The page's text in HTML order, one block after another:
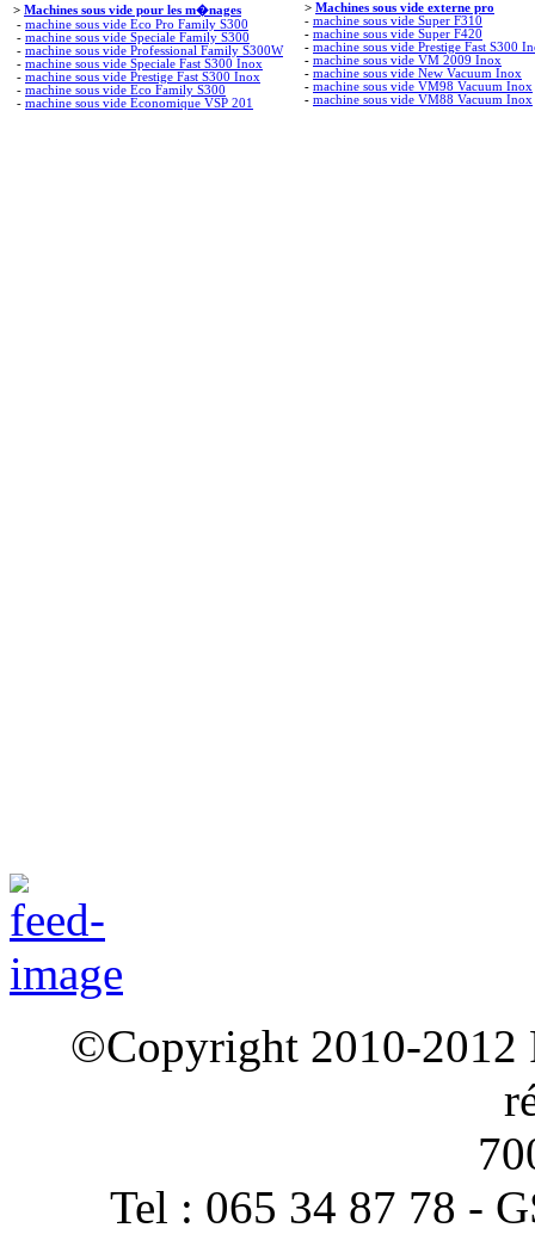
> Machines sous vide pour les m�nages
- machine sous vide Eco Pro Family S300
- machine sous vide Speciale Family S300
- machine sous vide Professional Family S300W
- machine sous vide Speciale Fast S300 Inox
- machine sous vide Prestige Fast S300 Inox
- machine sous vide Eco Family S300
- machine sous vide Economique VSP 201
> Machines sous vide externe pro
- machine sous vide Super F310
- machine sous vide Super F420
- machine sous vide Prestige Fast S300
- machine sous vide VM 2009 Inox
- machine sous vide New Vacuum Inox
- machine sous vide VM98 Vacuum Inox
- machine sous vide VM88 Vacuum Inox
©Copyright 2010-2012
Tel : 065 34 87 78 -